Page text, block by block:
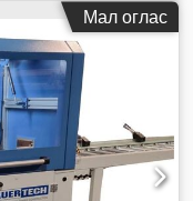
Мал оглас